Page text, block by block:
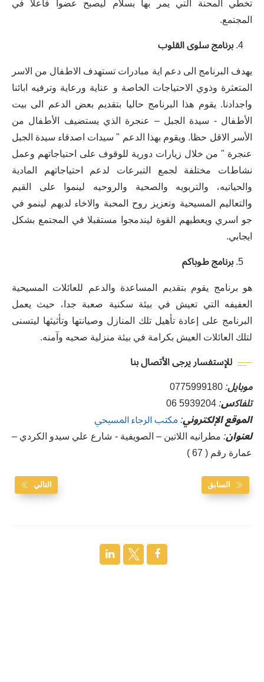
ﺍﻟﻤﺠﺘﻤﻊ.
ﺑﺮﻧﺎﻣﺞﺳﻠﻮﻯﺍﻟﻘﻠﻮﺏ
ﻳﻬﺪﻑ ﺍﻟﺒﺮﻧﺎﻣﺞ ﺍﻟﻰ ﺩﻋﻢ ﺍﻳﺔ ﻣﺒﺎﺩﺭﺍﺕ ﺗﺴﺘﻬﺪﻑ ﺍﻻﻁﻔﺎﻝ ﻣﻦ ﺍﻻﺳﺮ
ﺍﻟﻤﺘﻌﺜﺮﺓ ﻭﺫﻭﻱ ﺍﻻﺣﺘﻴﺎﺟﺎﺕ ﺍﻟﺨﺎﺻﺔ ﻭ ﻋﻨﺎﻳﺔ ﻭﺭﻋﺎﻳﺔ ﻭﺗﺮﻓﻴﻪ ﺍﺑﺎﺋﻨﺎ
ﻭﺍﺟﺪﺍﺩﻧﺎ. ﻳﻘﻮﻡ ﻫﺬﺍ ﺍﻟﺒﺮﻧﺎﻣﺞ ﺣﺎﻟﻴﺎ ﺑﺘﻘﺪﻳﻢ ﺑﻌﺾ ﺍﻟﺪﻋﻢ ﺍﻟﻰ ﺑﻴﺖ
ﺍﻷﻁﻔﺎﻝ - ﺳﻴﺪﺓ ﺍﻟﺠﺒﻞ – ﻋﻨﺠﺮﺓ ﺍﻟﺬﻱ ﻳﺴﺘﻀﻴﻒ ﺍﻷﻁﻔﺎﻝ ﻣﻦ
ﺍﻷﺳﺮ ﺍﻻﻗﻞ ﺣﻈﺎ. ﻭﻳﻘﻮﻡ ﺑﻬﺬﺍ ﺍﻟﺪﻋﻢ " ﺳﻴﺪﺍﺕ ﺍﺻﺪﻗﺎء ﺳﻴﺪﺓ ﺍﻟﺠﺒﻞ
ﻋﻨﺠﺮﺓ " ﻣﻦ ﺧﻼﻝ ﺯﻳﺎﺭﺍﺕ ﺩﻭﺭﻳﺔ ﻟﻠﻮﻗﻮﻑ ﻋﻠﻰ ﺍﺣﺘﻴﺎﺟﺎﺗﻬﻢ ﻭﻋﻤﻞ
ﻧﺸﺎﻁﺎﺕ ﻣﺨﺘﻠﻔﺔ ﻟﺠﻤﻊ ﺍﻟﺘﺒﺮﻋﺎﺕ ﻟﺪﻋﻢ ﺍﺣﺘﻴﺎﺟﺎﺗﻬﻢ ﺍﻟﻤﺎﺩﻳﺔ
ﻭﺍﻟﺤﻴﺎﺗﻴﻪ، ﻭﺍﻟﺘﺮﺑﻮﻳﻪ ﻭﺍﻟﺼﺤﻴﺔ ﻭﺍﻟﺮﻭﺣﻴﻪ ﻟﻴﻨﻤﻮﺍ ﻋﻠﻰ ﺍﻟﻘﻴﻢ
ﻭﺍﻟﺘﻌﺎﻟﻴﻢ ﺍﻟﻤﺴﻴﺤﻴﺔ ﻭﺗﻌﺰﻳﺰ ﺭﻭﺡ ﺍﻟﻤﺤﺒﺔ ﻭﺍﻻﺧﺎء ﻟﺪﻳﻬﻢ ﻟﻴﻨﻤﻮ ﻓﻲ
ﺟﻮ ﺍﺳﺮﻱ ﻭﻳﻌﻄﻴﻬﻢ ﺍﻟﻘﻮﺓ ﻟﻴﻨﺪﻣﺠﻮﺍ ﻣﺴﺘﻘﺒﻼ ﻓﻲ ﺍﻟﻤﺠﺘﻤﻊ ﺑﺸﻜﻞ
ﺍﻳﺠﺎﺑﻲ.
ﺑﺮﻧﺎﻣﺞﻁﻮﺑﺎﻛﻢ
ﻫﻮ ﺑﺮﻧﺎﻣﺞ ﻳﻘﻮﻡ ﺑﺘﻘﺪﻳﻢ ﺍﻟﻤﺴﺎﻋﺪﺓ ﻭﺍﻟﺪﻋﻢ ﻟﻠﻌﺎﺋﻼﺕ ﺍﻟﻤﺴﻴﺤﻴﺔ
ﺍﻟﻌﻔﻴﻔﻪ ﺍﻟﺘﻲ ﺗﻌﻴﺶ ﻓﻲ ﺑﻴﺌﺔ ﺳﻜﻨﻴﺔ ﺻﻌﺒﺔ ﺟﺪﺍ، ﺣﻴﺚ ﻳﻌﻤﻞ
ﺍﻟﺒﺮﻧﺎﻣﺞ ﻋﻠﻰ ﺇﻋﺎﺩﺓ ﺗﺄﻫﻴﻞ ﺗﻠﻚ ﺍﻟﻤﻨﺎﺯﻝ ﻭﺻﻴﺎﻧﺘﻬﺎ ﻭﺗﺄﺛﻴﺜﻬﺎ ﻟﻴﺘﺴﻨﻰ
ﻟﺘﻠﻚ ﺍﻟﻌﺎﺋﻼﺕ ﺍﻟﻌﻴﺶ ﺑﻜﺮﺍﻣﺔ ﻓﻲ ﺑﻴﺌﺔ ﻣﻨﺰﻟﻴﺔ ﺻﺤﻴﻪ ﻭﺁﻣﻨﻪ.
ﻟﻺﺳﺘﻔﺴﺎﺭﻳﺮﺟﻰﺍﻷﺗﺼﺎﻝﺑﻨﺎ
ﻣﻮﺑﺎﻳﻞ:
ﺗﻠﻔﺎﻛس:
الموقع الإلكتروني:مكتب الرجاء المسيحي
لعنوان:ﻣﻄﺮﺍﻧﻴﻪ ﺍﻟﻼﺗﻴﻦ – ﺍﻟﺼﻮﻳﻔﻴﺔ - ﺷﺎﺭﻉ ﻋﻠﻲ ﺳﻴﺪﻭ ﺍﻟﻜﺮﺩﻱ –
ﻋﻤﺎﺭﺓ ﺭﻗﻢ ( 67 )
السابق التالي